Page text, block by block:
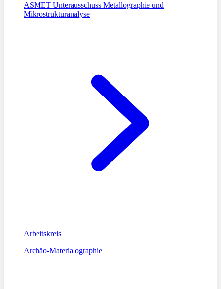
ASMET Unterausschuss Metallographie und
Mikrostrukturanalyse
Arbeitskreis
Archäo-Materialographie